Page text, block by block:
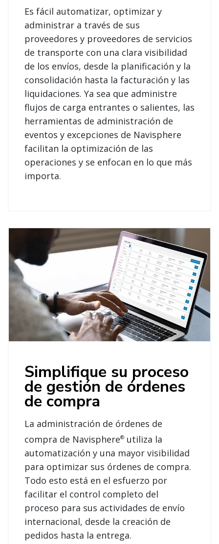
Es fácil automatizar, optimizar y
administrar a través de sus
proveedores y proveedores de servicios
de transporte con una clara visibilidad
de los envíos, desde la planificación y la
consolidación hasta la facturación y las
liquidaciones. Ya sea que administre
flujos de carga entrantes o salientes, las
herramientas de administración de
eventos y excepciones de Navisphere
facilitan la optimización de las
operaciones y se enfocan en lo que más
importa.
Simplifique su proceso
de gestión de órdenes
de compra
La administración de órdenes de
compra de Navisphere® utiliza la
automatización y una mayor visibilidad
para optimizar sus órdenes de compra.
Todo esto está en el esfuerzo por
facilitar el control completo del
proceso para sus actividades de envío
internacional, desde la creación de
pedidos hasta la entrega.